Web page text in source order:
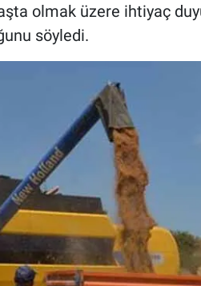
olmak üzere ihtiyaç
söyledi.